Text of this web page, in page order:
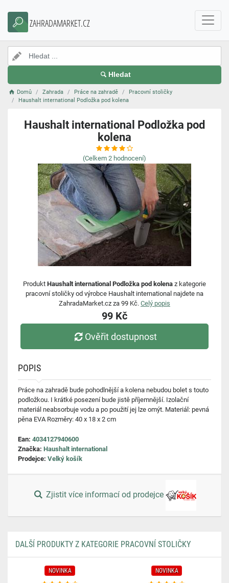
ZAHRADAMARKET.CZ
Hledat
Domů Zahrada Práce na zahradě
Pracovní stoličky
Haushalt international Podložka pod kolena
Haushalt international Podložka pod
kolena
(Celkem 2 hodnocení)
Produkt Haushalt international Podložka pod kolena z kategorie
pracovní stoličky od výrobce Haushalt international najdete na
ZahradaMarket.cz za 99 Kč. Celý popis
99 Kč
Ověřit dostupnost
POPIS
Práce na zahradě bude pohodlnější a kolena nebudou bolet s touto
podložkou. I krátké posezení bude jistě příjemnější. Izolační
materiál neabsorbuje vodu a po použití jej lze omýt. Materiál: pevná
pěna EVA Rozměry: 40 x 18 x 2 cm
Ean: 4034127940600
Značka: Haushalt international
Prodejce: Velký košík
Zjistit více informací od prodejce
DALŠÍ PRODUKTY Z KATEGORIE PRACOVNÍ STOLIČKY
NOVINKA NOVINKA